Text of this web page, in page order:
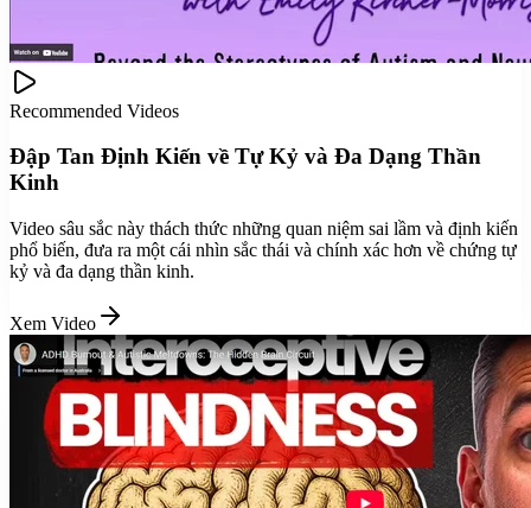
Recommended Videos
Đập Tan Định Kiến về Tự Kỷ và Đa Dạng Thần
Kinh
Video sâu sắc này thách thức những quan niệm sai lầm và định kiến
phổ biến, đưa ra một cái nhìn sắc thái và chính xác hơn về chứng tự
kỷ và đa dạng thần kinh.
Xem Video